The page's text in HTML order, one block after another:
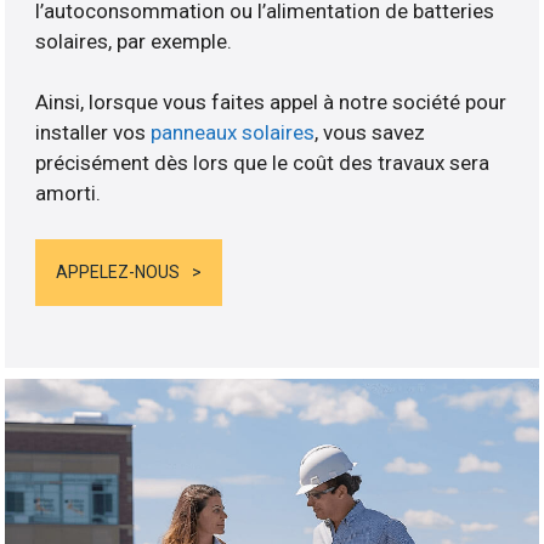
l’autoconsommation ou l’alimentation de batteries
solaires, par exemple.
Ainsi, lorsque vous faites appel à notre société pour
installer vos panneaux solaires, vous savez
précisément dès lors que le coût des travaux sera
amorti.
APPELEZ-NOUS